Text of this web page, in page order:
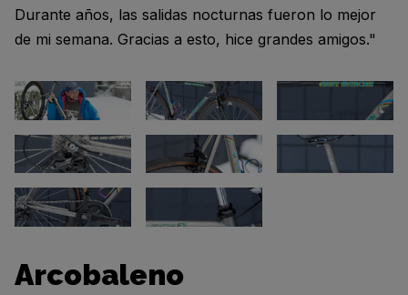
Durante años, las salidas nocturnas fueron lo mejor
de mi semana. Gracias a esto, hice grandes amigos."
Arcobaleno